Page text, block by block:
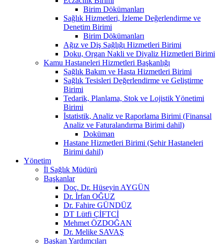
Birim Dökümanları
Sağlık Hizmetleri, İzleme Değerlendirme ve
Denetim Birimi
Birim Dökümanları
Ağız ve Diş Sağlığı Hizmetleri Birimi
Doku, Organ Nakli ve Diyaliz Hizmetleri Birimi
Kamu Hastaneleri Hizmetleri Başkanlığı
Sağlık Bakım ve Hasta Hizmetleri Birimi
Sağlık Tesisleri Değerlendirme ve Geliştirme
Birimi
Tedarik, Planlama, Stok ve Lojistik Yönetimi
Birimi
İstatistik, Analiz ve Raporlama Birimi (Finansal
Analiz ve Faturalandırma Birimi dahil)
Doküman
Hastane Hizmetleri Birimi (Şehir Hastaneleri
Birimi dahil)
Yönetim
İl Sağlık Müdürü
Başkanlar
Doç. Dr. Hüseyin AYGÜN
Dr. İrfan OĞUZ
Dr. Fahire GÜNDÜZ
DT Lütfi ÇİFTCİ
Mehmet ÖZDOĞAN
Dr. Melike SAVAŞ
Başkan Yardımcıları